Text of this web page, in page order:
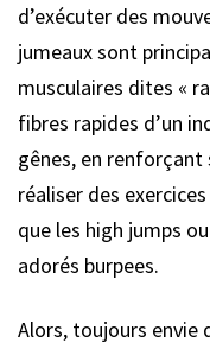
d’exécuter des
jumeaux sont
musculaires dites «
fibres rapides d’un
gênes, en
réaliser des
que les high jumps
adorés burpees.
Alors, toujours envie